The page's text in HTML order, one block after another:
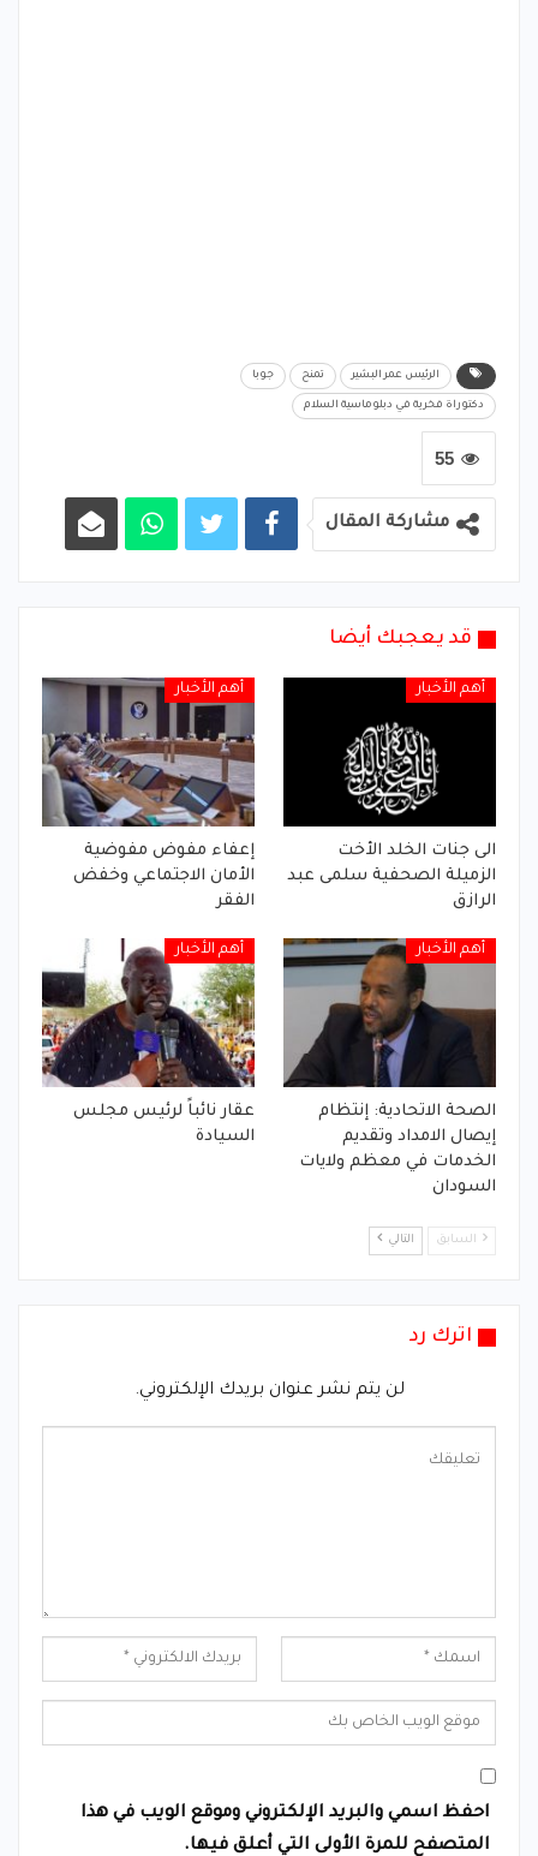
الرئيس عمر البشير تمنح جوبا
دكتوراة فخرية في دبلوماسية السلام
55
مشاركة المقال
قد يعجبك أيضا
أهم الأخبار
الى جنات الخلد الأخت
الزميلة الصحفية سلمى عبد
الرازق
أهم الأخبار
إعفاء مفوض مفوضية
الأمان الاجتماعي وخفض
الفقر
أهم الأخبار
الصحة الاتحادية: إنتظام
إيصال الامداد وتقديم
الخدمات في معظم ولايات
السودان
أهم الأخبار
عقار نائباً لرئيس مجلس
السيادة
السابق التالي
اترك رد
لن يتم نشر عنوان بريدك الإلكتروني.
احفظ اسمي والبريد الإلكتروني وموقع الويب في هذا
المتصفح للمرة الأولى التي أعلق فيها.